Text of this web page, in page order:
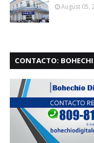
August 05,
CONTACTO: